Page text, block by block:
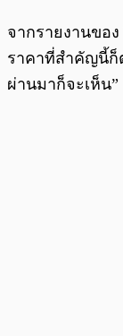
จากรายงานของ
ราคาที่สำคัญนี้ก็
ผ่านมาก็จะเห็น”